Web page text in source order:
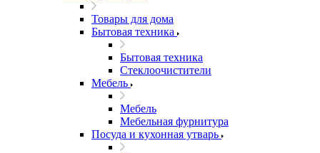
Товары для дома
Бытовая техника
Бытовая техника
Стеклоочистители
Мебель
Мебель
Мебельная фурнитура
Посуда и кухонная утварь